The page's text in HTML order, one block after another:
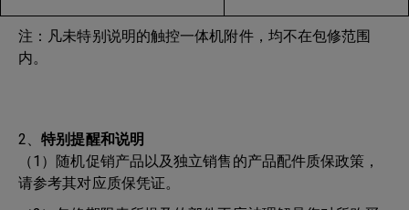
注：凡未特别说明的触控一体机附件，均不在包修范围
内。
2、特别提醒和说明
（1）随机促销产品以及独立销售的产品配件质保政策，
请参考其对应质保凭证。